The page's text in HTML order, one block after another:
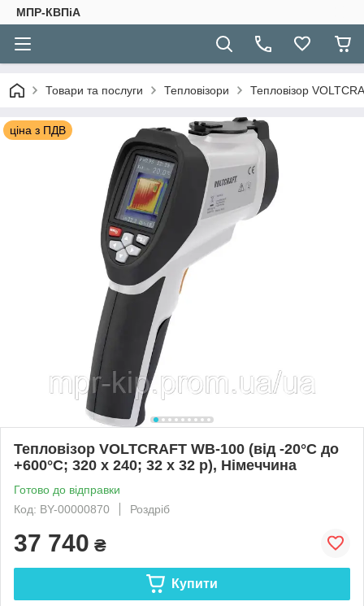
МПР-КВПіА
Товари та послуги Тепловізори Тепловізор
ціна з ПДВ
Тепловізор VOLTCRAFT WB-100 (від -20°C до
+600°C; 320 x 240; 32 x 32 p), Німеччина
Готово до відправки
Код: BY-00000870
Роздріб
37 740 ₴
Купити